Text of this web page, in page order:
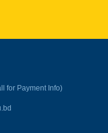
for Payment Info)